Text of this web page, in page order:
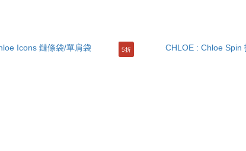
5折